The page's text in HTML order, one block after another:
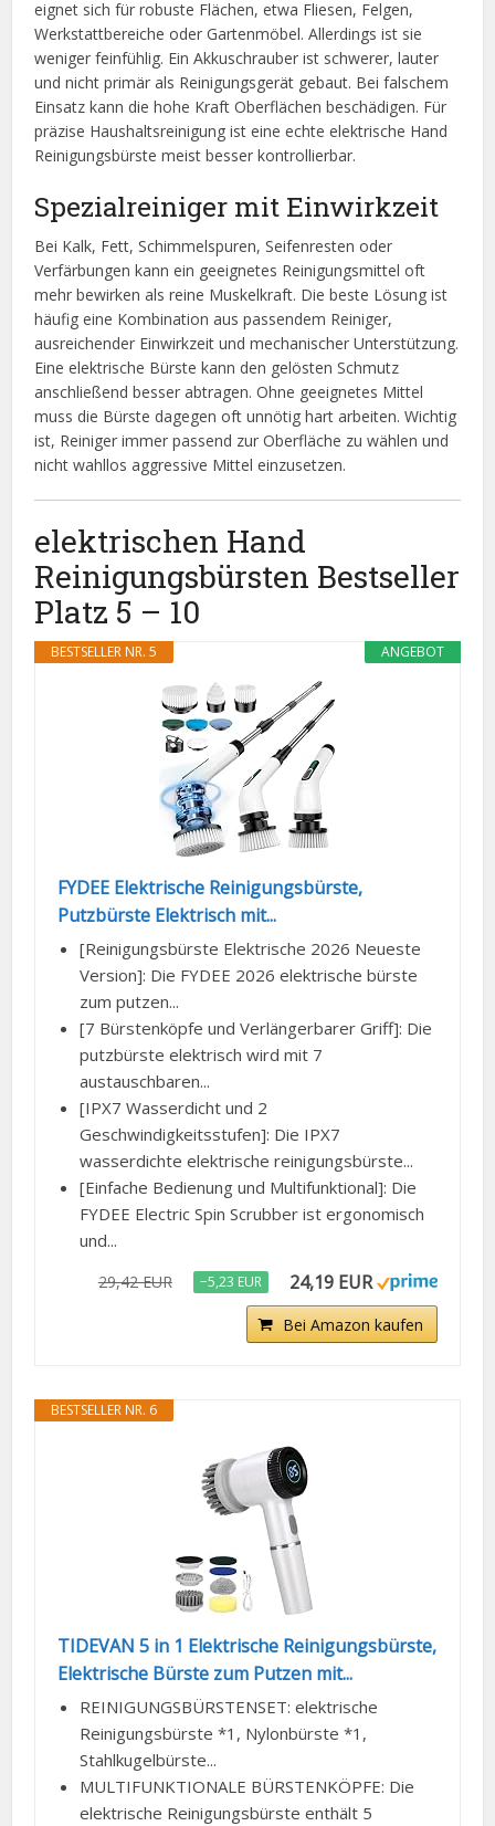
eignet sich für robuste Flächen, etwa Fliesen, Felgen,
Werkstattbereiche oder Gartenmöbel. Allerdings ist sie
weniger feinfühlig. Ein Akkuschrauber ist schwerer, lauter
und nicht primär als Reinigungsgerät gebaut. Bei falschem
Einsatz kann die hohe Kraft Oberflächen beschädigen. Für
präzise Haushaltsreinigung ist eine echte elektrische Hand
Reinigungsbürste meist besser kontrollierbar.
Spezialreiniger mit Einwirkzeit
Bei Kalk, Fett, Schimmelspuren, Seifenresten oder
Verfärbungen kann ein geeignetes Reinigungsmittel oft
mehr bewirken als reine Muskelkraft. Die beste Lösung ist
häufig eine Kombination aus passendem Reiniger,
ausreichender Einwirkzeit und mechanischer Unterstützung.
Eine elektrische Bürste kann den gelösten Schmutz
anschließend besser abtragen. Ohne geeignetes Mittel
muss die Bürste dagegen oft unnötig hart arbeiten. Wichtig
ist, Reiniger immer passend zur Oberfläche zu wählen und
nicht wahllos aggressive Mittel einzusetzen.
elektrischen Hand
Reinigungsbürsten Bestseller
Platz 5 – 10
ANGEBOT
BESTSELLER NR. 5
FYDEE Elektrische Reinigungsbürste,
Putzbürste Elektrisch mit...
[Reinigungsbürste Elektrische 2026 Neueste
Version]: Die FYDEE 2026 elektrische bürste
zum putzen...
[7 Bürstenköpfe und Verlängerbarer Griff]: Die
putzbürste elektrisch wird mit 7
austauschbaren...
[IPX7 Wasserdicht und 2
Geschwindigkeitsstufen]: Die IPX7
wasserdichte elektrische reinigungsbürste...
[Einfache Bedienung und Multifunktional]: Die
FYDEE Electric Spin Scrubber ist ergonomisch
und...
29,42 EUR −5,23 EUR 24,19 EUR
Bei Amazon kaufen
BESTSELLER NR. 6
TIDEVAN 5 in 1 Elektrische Reinigungsbürste,
Elektrische Bürste zum Putzen mit...
REINIGUNGSBÜRSTENSET: elektrische
Reinigungsbürste *1, Nylonbürste *1,
Stahlkugelbürste...
MULTIFUNKTIONALE BÜRSTENKÖPFE: Die
elektrische Reinigungsbürste enthält 5